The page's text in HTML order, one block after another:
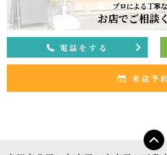
プロによる丁寧
お店でご相談
電話をする
来店予